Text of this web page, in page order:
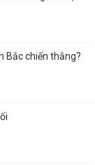
Bắc chiến thắng?